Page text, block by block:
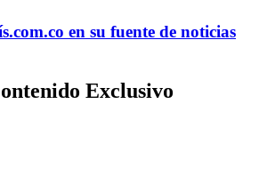
.com.co en su fuente de noticias
Exclusivo